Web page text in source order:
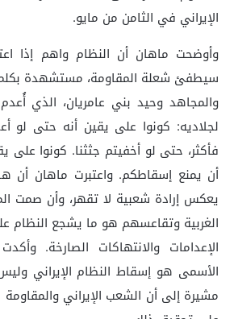
الإيراني في الثامن من مايو.
وأوضحت ماهان أن النظام واهم إذا
سيطفئ شعلة المقاومة، مستشهدة
والمجاهد وحيد بني عامريان، الذي
لجلاديه: كونوا على يقين أنه حتى لو
فأكثر، حتى لو أخفيتم جثثنا. كونوا
أن يمنع إسقاطكم. واعتبرت ماهان أن
يعكس إرادة شعبية لا تقهر، وأن صمت
الغربية وتقاعسهم هو ما يشجع النظام
الإعدامات والانتهاكات الصارخة.
الأسمى هو إسقاط النظام الإيراني
مشيرة إلى أن الشعب الإيراني